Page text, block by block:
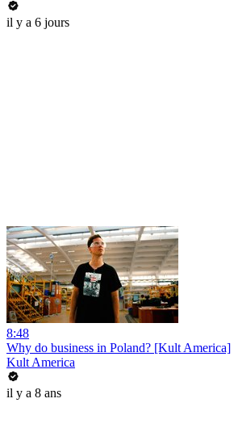
il y a 6 jours
8:48
Why do business in Poland? [Kult America]
Kult America
il y a 8 ans